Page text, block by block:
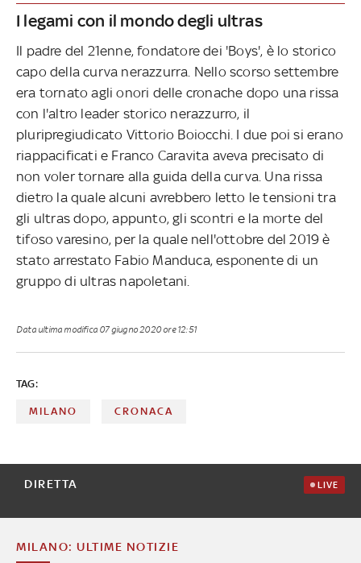
I legami con il mondo degli ultras
Il padre del 21enne, fondatore dei 'Boys', è lo storico
capo della curva nerazzurra. Nello scorso settembre
era tornato agli onori delle cronache dopo una rissa
con l'altro leader storico nerazzurro, il
pluripregiudicato Vittorio Boiocchi. I due poi si erano
riappacificati e Franco Caravita aveva precisato di
non voler tornare alla guida della curva. Una rissa
dietro la quale alcuni avrebbero letto le tensioni tra
gli ultras dopo, appunto, gli scontri e la morte del
tifoso varesino, per la quale nell'ottobre del 2019 è
stato arrestato Fabio Manduca, esponente di un
gruppo di ultras napoletani.
Data ultima modifica 07 giugno 2020 ore 12:51
TAG:
MILANO CRONACA
DIRETTA LIVE
MILANO: ULTIME NOTIZIE